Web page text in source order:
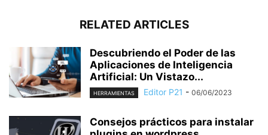
RELATED ARTICLES
Descubriendo el Poder de las
Aplicaciones de Inteligencia
Artificial: Un Vistazo...
HERRAMIENTAS Editor P21 - 06/06/2023
Consejos prácticos para instalar